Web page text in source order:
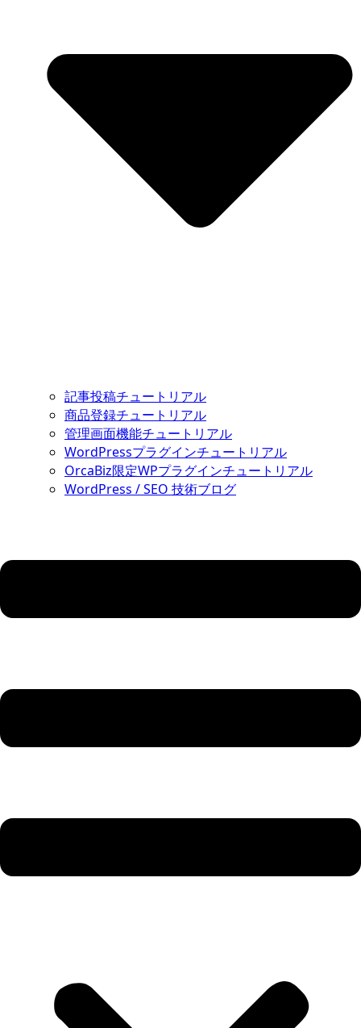
記事投稿チュートリアル
商品登録チュートリアル
管理画面機能チュートリアル
WordPressプラグインチュートリアル
OrcaBiz限定WPプラグインチュートリアル
WordPress / SEO 技術ブログ